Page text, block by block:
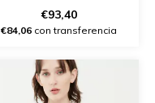
€93,40
€84,06 con transferencia